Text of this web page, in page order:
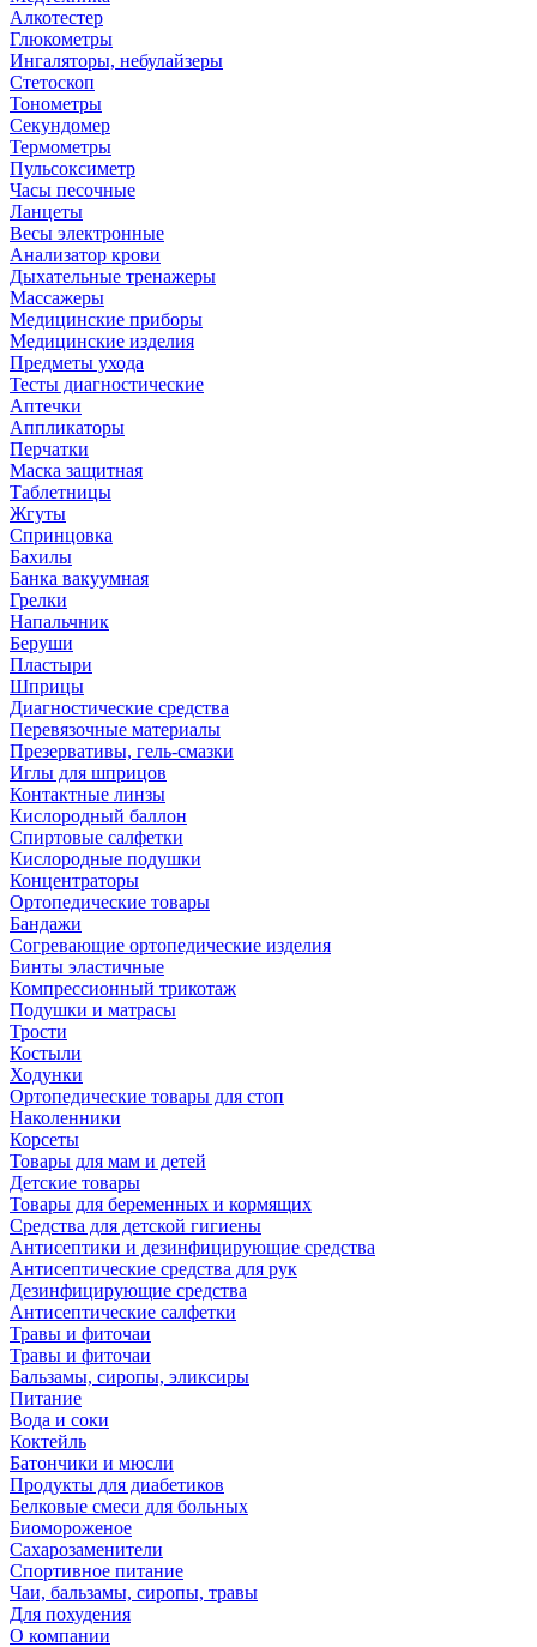
Алкотестер
Глюкометры
Ингаляторы, небулайзеры
Стетоскоп
Тонометры
Секундомер
Термометры
Пульсоксиметр
Часы песочные
Ланцеты
Весы электронные
Анализатор крови
Дыхательные тренажеры
Массажеры
Медицинские приборы
Медицинские изделия
Предметы ухода
Тесты диагностические
Аптечки
Аппликаторы
Перчатки
Маска защитная
Таблетницы
Жгуты
Спринцовка
Бахилы
Банка вакуумная
Грелки
Напальчник
Беруши
Пластыри
Шприцы
Диагностические средства
Перевязочные материалы
Презервативы, гель-смазки
Иглы для шприцов
Контактные линзы
Кислородный баллон
Спиртовые салфетки
Кислородные подушки
Концентраторы
Ортопедические товары
Бандажи
Согревающие ортопедические изделия
Бинты эластичные
Компрессионный трикотаж
Подушки и матрасы
Трости
Костыли
Ходунки
Ортопедические товары для стоп
Наколенники
Корсеты
Товары для мам и детей
Детские товары
Товары для беременных и кормящих
Средства для детской гигиены
Антисептики и дезинфицирующие средства
Антисептические средства для рук
Дезинфицирующие средства
Антисептические салфетки
Травы и фиточаи
Травы и фиточаи
Бальзамы, сиропы, эликсиры
Питание
Вода и соки
Коктейль
Батончики и мюсли
Продукты для диабетиков
Белковые смеси для больных
Биомороженое
Сахарозаменители
Спортивное питание
Чаи, бальзамы, сиропы, травы
Для похудения
О компании